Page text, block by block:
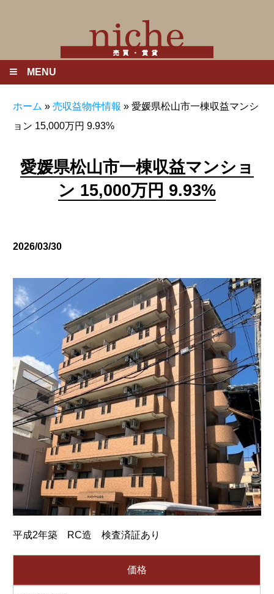
MENU
ホーム »売収益物件情報 »愛媛県松山市一棟収益マンシ
ョン 15,000万円 9.93%
愛媛県松山市一棟収益マンショ
ン 15,000万円 9.93%
2026/03/30
平成2年築 RC造 検査済証あり
価格